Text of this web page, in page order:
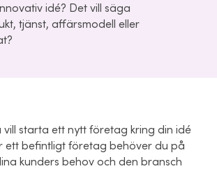
idé? Det vill säga
tjänst, affärsmodell eller
vill starta ett nytt företag kring din idé
ett befintligt företag behöver du på
kunders behov och den bransch